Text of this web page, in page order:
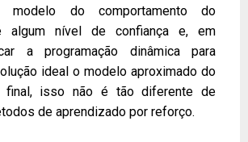
modelo do comportamento do
algum nível de confiança e, em
a programação dinâmica para
ideal o modelo aproximado do
final, isso não é tão diferente de
de aprendizado por reforço.